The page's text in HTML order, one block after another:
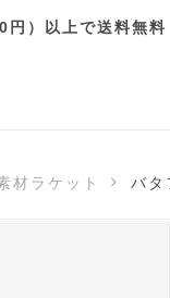
）以上で送料無料
材ラケット バ